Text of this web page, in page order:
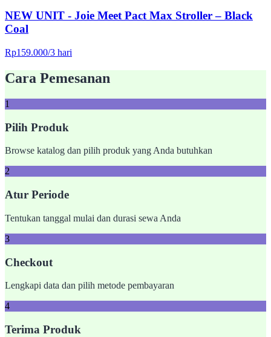
NEW UNIT - Joie Meet Pact Max Stroller – Black
Coal
Rp159.000/3 hari
Cara Pemesanan
1
Pilih Produk
Browse katalog dan pilih produk yang Anda butuhkan
2
Atur Periode
Tentukan tanggal mulai dan durasi sewa Anda
3
Checkout
Lengkapi data dan pilih metode pembayaran
4
Terima Produk